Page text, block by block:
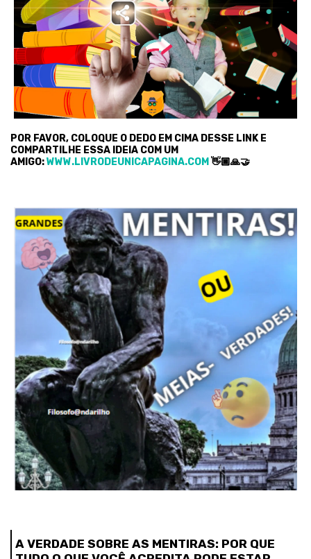
POR FAVOR, COLOQUE O DEDO EM CIMA DESSE LINK E
COMPARTILHE ESSA IDEIA COM UM
AMIGO:WWW.LIVRODEUNICAPAGINA.COM 👋🏿🙏🤝
A VERDADE SOBRE AS MENTIRAS: POR QUE